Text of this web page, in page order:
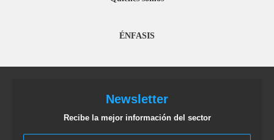
ÉNFASIS
Newsletter
Recibe la mejor información del sector